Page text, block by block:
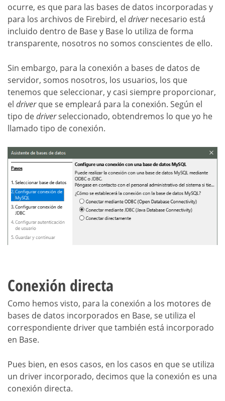
ocurre, es que para las bases de datos incorporadas y
para los archivos de Firebird, el drivernecesario está
incluido dentro de Base y Base lo utiliza de forma
transparente, nosotros no somos conscientes de ello.
Sin embargo, para la conexión a bases de datos de
servidor, somos nosotros, los usuarios, los que
tenemos que seleccionar, y casi siempre proporcionar,
el driverque se empleará para la conexión. Según el
tipo dedriverseleccionado, obtendremos lo que yo he
llamado tipo de conexión.
Conexión directa
Como hemos visto, para la conexión a los motores de
bases de datos incorporados en Base, se utiliza el
correspondiente driver que también está incorporado
en Base.
Pues bien, en esos casos, en los casos en que se utiliza
un driver incorporado, decimos que la conexión es una
conexión directa.